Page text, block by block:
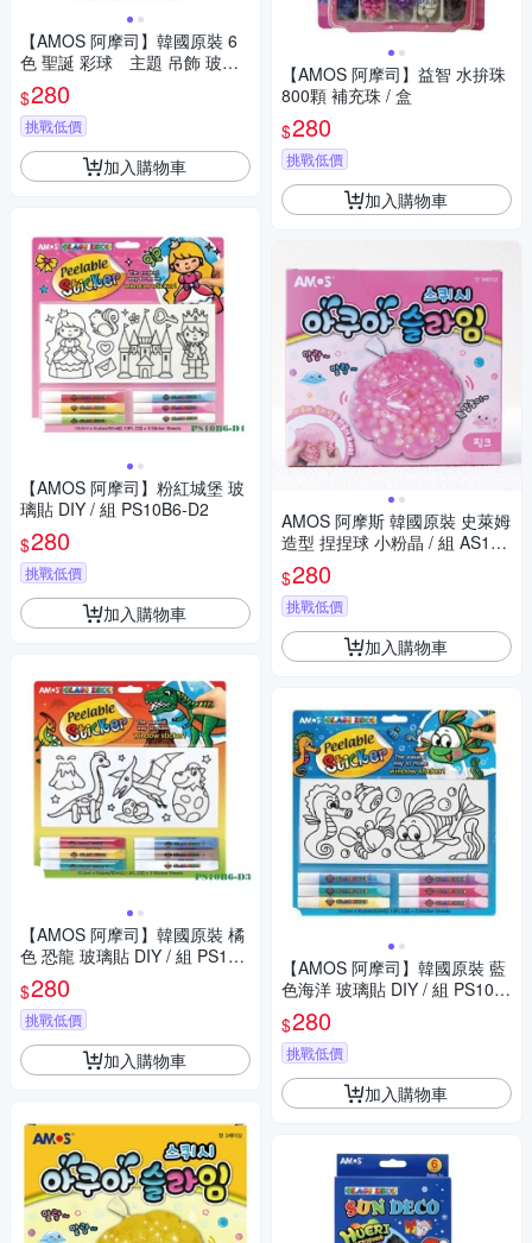
【AMOS 阿摩司】韓國原裝 6
色 聖誕 彩球 主題 吊飾 玻璃
彩繪 膠 / 組SD10P6-C2
$280
挑戰低價
加入購物車
【AMOS 阿摩司】粉紅城堡 玻
璃貼 DIY / 組 PS10B6-D2
$280
挑戰低價
加入購物車
【AMOS 阿摩司】韓國原裝 橘
色 恐龍 玻璃貼 DIY / 組 PS10B
6-D3
$280
挑戰低價
加入購物車
【AMOS 阿摩司】益智 水拚珠
800顆 補充珠 / 盒
$280
挑戰低價
加入購物車
AMOS 阿摩斯 韓國原裝 史萊姆
造型 捏捏球 小粉晶 / 組 AS120
P1-PK
$280
挑戰低價
加入購物車
【AMOS 阿摩司】韓國原裝 藍
色海洋 玻璃貼 DIY / 組 PS10B
6-D1
$280
挑戰低價
加入購物車